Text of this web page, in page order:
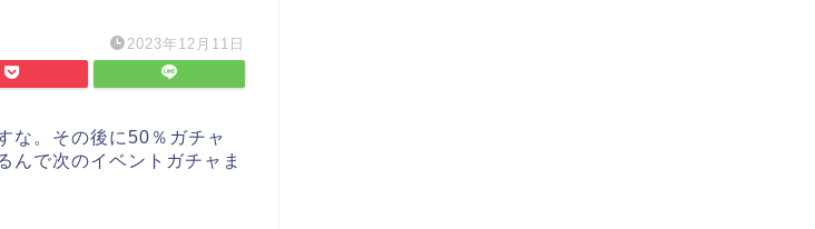
2023年12月11日
な。その後に50％ガチャ
んで次のイベントガチャま